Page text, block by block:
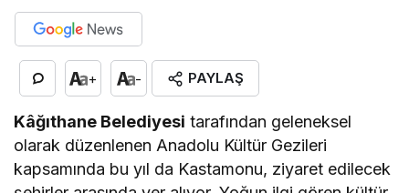
+ - PAYLAŞ
Kâğıthane Belediyesi tarafından geleneksel
olarak düzenlenen Anadolu Kültür Gezileri
kapsamında bu yıl da Kastamonu, ziyaret edilecek